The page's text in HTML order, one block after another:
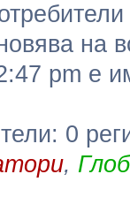
на
pm е
0
,